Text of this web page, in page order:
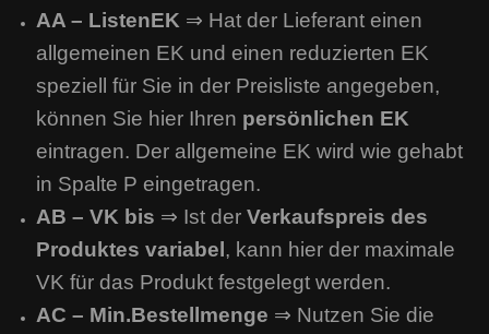
AA – ListenEK ⇒ Hat der Lieferant einen
allgemeinen EK und einen reduzierten EK
speziell für Sie in der Preisliste angegeben,
können Sie hier Ihren persönlichen EK
eintragen. Der allgemeine EK wird wie gehabt
in Spalte P eingetragen.
AB – VK bis ⇒ Ist der Verkaufspreis des
Produktes variabel , kann hier der maximale
VK für das Produkt festgelegt werden.
AC – Min.Bestellmenge ⇒ Nutzen Sie die